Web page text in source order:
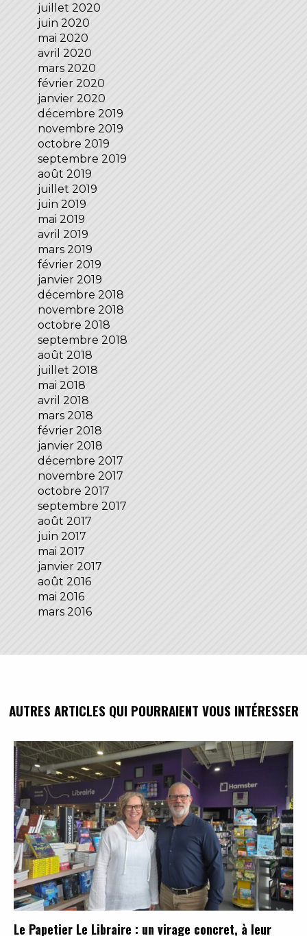
juillet 2020
juin 2020
mai 2020
avril 2020
mars 2020
février 2020
janvier 2020
décembre 2019
novembre 2019
octobre 2019
septembre 2019
août 2019
juillet 2019
juin 2019
mai 2019
avril 2019
mars 2019
février 2019
janvier 2019
décembre 2018
novembre 2018
octobre 2018
septembre 2018
août 2018
juillet 2018
mai 2018
avril 2018
mars 2018
février 2018
janvier 2018
décembre 2017
novembre 2017
octobre 2017
septembre 2017
août 2017
juin 2017
mai 2017
janvier 2017
août 2016
mai 2016
mars 2016
AUTRES ARTICLES QUI POURRAIENT VOUS INTÉRESSER
Le Papetier Le Libraire : un virage concret, à leur